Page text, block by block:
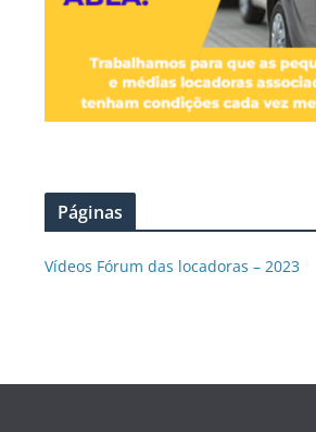
Páginas
Vídeos Fórum das locadoras – 2023